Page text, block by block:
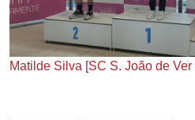
Matilde Silva [SC S. João de Ver